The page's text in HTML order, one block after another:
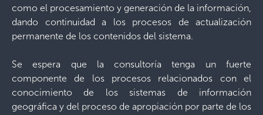
como el procesamiento y generación de la información,
dando continuidad a los procesos de actualización
permanente de los contenidos del sistema.
Se espera que la consultoría tenga un fuerte
componente de los procesos relacionados con el
conocimiento de los sistemas de información
geográfica y del proceso de apropiación por parte de los